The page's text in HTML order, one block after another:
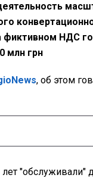
фиктивном НДС
млн грн
, об этом
"обслуживали"